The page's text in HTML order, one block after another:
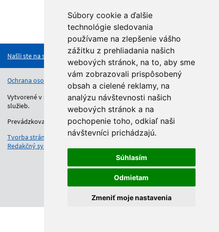
Súbory cookie a ďalšie
technológie sledovania
používame na zlepšenie vášho
zážitku z prehliadania našich
webových stránok, na to, aby sme
vám zobrazovali prispôsobený
obsah a cielené reklamy, na
analýzu návštevnosti našich
webových stránok a na
pochopenie toho, odkiaľ naši
návštevníci prichádzajú.
Súhlasím
Odmietam
Zmeniť moje nastavenia
Našli ste na stránke chybu?
Ochrana osobných údajov Vyhlásenie o prístupnosti Kontakt
Vytvorené v súlade s Jednotným dizajn manuálom elektronických
služieb.
Prevádzkovateľom služby je Regionálny úrad školskej správy.
Tvorba stránok
: Aglo Solutions
Redakčný systém